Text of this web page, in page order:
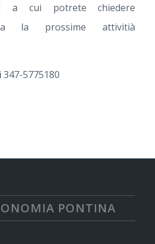
a cui potrete chiedere
la prossime attivitià
347-5775180
PONTINA